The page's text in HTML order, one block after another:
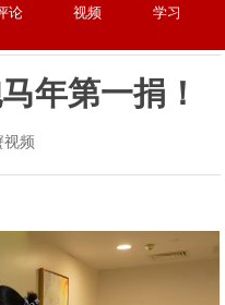
论 视频
学习
年第一捐！
视频